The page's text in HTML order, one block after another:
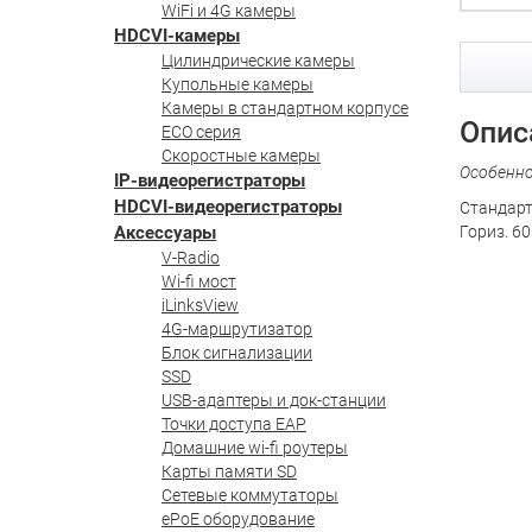
WiFi и 4G камеры
HDCVI-камеры
Цилиндрические камеры
Купольные камеры
Камеры в стандартном корпусе
ECO серия
Скоростные камеры
IP-видеорегистраторы
HDCVI-видеорегистраторы
Аксессуары
V-Radio
Wi-fi мост
iLinksView
4G-маршрутизатор
Блок сигнализации
SSD
USB-адаптеры и док-станции
Точки доступа EAP
Домашние wi-fi роутеры
Карты памяти SD
Сетевые коммутаторы
ePoE оборудование
Гориз.